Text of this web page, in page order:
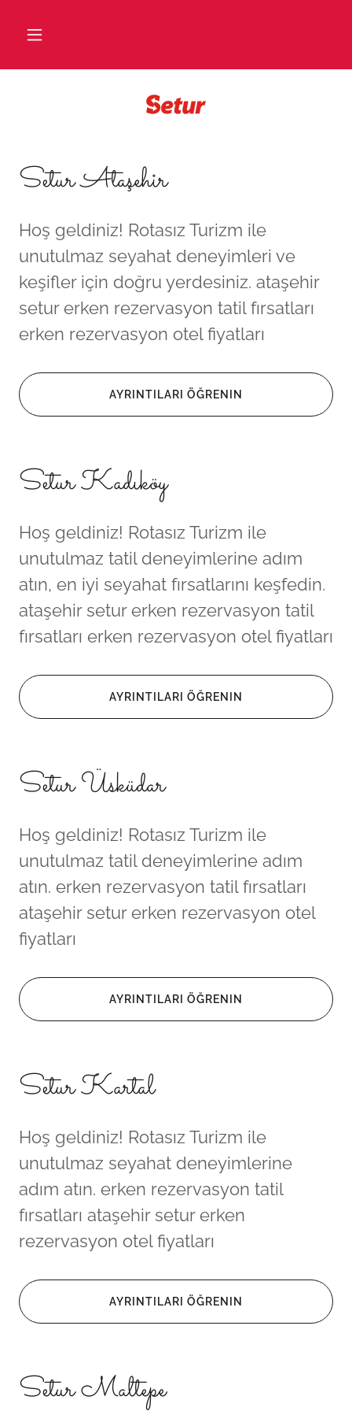
Setur Ataşehir
Hoş geldiniz! Rotasız Turizm ile
unutulmaz seyahat deneyimleri ve
keşifler için doğru yerdesiniz. ataşehir
setur erken rezervasyon tatil fırsatları
erken rezervasyon otel fiyatları
AYRINTILARI ÖĞRENIN
Setur Kadıköy
Hoş geldiniz! Rotasız Turizm ile
unutulmaz tatil deneyimlerine adım
atın, en iyi seyahat fırsatlarını keşfedin.
ataşehir setur erken rezervasyon tatil
fırsatları erken rezervasyon otel fiyatları
AYRINTILARI ÖĞRENIN
Setur Üsküdar
Hoş geldiniz! Rotasız Turizm ile
unutulmaz tatil deneyimlerine adım
atın. erken rezervasyon tatil fırsatları
ataşehir setur erken rezervasyon otel
fiyatları
AYRINTILARI ÖĞRENIN
Setur Kartal
Hoş geldiniz! Rotasız Turizm ile
unutulmaz seyahat deneyimlerine
adım atın. erken rezervasyon tatil
fırsatları ataşehir setur erken
rezervasyon otel fiyatları
AYRINTILARI ÖĞRENIN
Setur Maltepe